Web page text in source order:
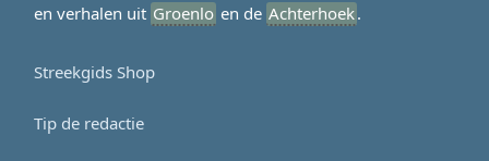
en verhalen uit Groenlo en de Achterhoek.
Streekgids Shop
Tip de redactie